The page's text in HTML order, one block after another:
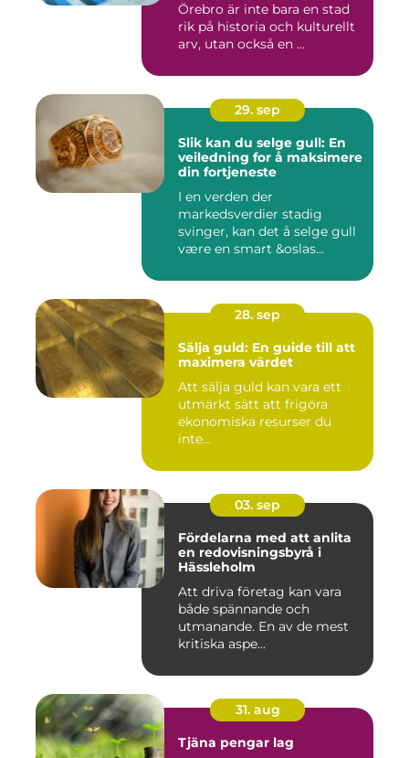
Örebro är inte bara en stad
rik på historia och kulturellt
arv, utan också en ...
29. sep
Slik kan du selge gull: En
veiledning for å maksimere
din fortjeneste
I en verden der
markedsverdier stadig
svinger, kan det å selge gull
være en smart &oslas...
28. sep
Sälja guld: En guide till att
maximera värdet
Att sälja guld kan vara ett
utmärkt sätt att frigöra
ekonomiska resurser du
inte...
03. sep
Fördelarna med att anlita
en redovisningsbyrå i
Hässleholm
Att driva företag kan vara
både spännande och
utmanande. En av de mest
kritiska aspe...
31. aug
Tjäna pengar lag